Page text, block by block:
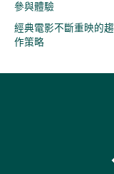
參與體驗
經典電影不斷重映的
作策略